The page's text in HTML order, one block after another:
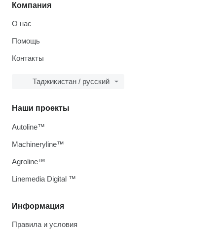
Компания
О нас
Помощь
Контакты
Таджикистан / русский
Информация
Правила и условия
Наши проекты
Autoline™
Machineryline™
Agroline™
Linemedia Digital ™